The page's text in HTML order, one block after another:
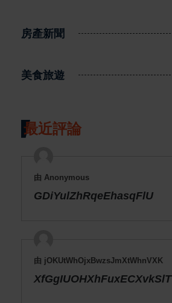
房產新聞
美食旅遊
最近評論
由 Anonymous
GDiYulZhRqeEhasqFlU
由 jOKUtWhOjxBwzsJmXtWhnVXK
XfGgIUOHXhFuxECXvkSlT